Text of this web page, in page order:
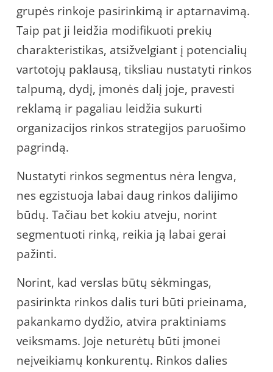
grupės rinkoje pasirinkimą ir aptarnavimą.
Taip pat ji leidžia modifikuoti prekių
charakteristikas, atsižvelgiant į potencialių
vartotojų paklausą, tiksliau nustatyti rinkos
talpumą, dydį, įmonės dalį joje, pravesti
reklamą ir pagaliau leidžia sukurti
organizacijos rinkos strategijos paruošimo
pagrindą.
Nustatyti rinkos segmentus nėra lengva,
nes egzistuoja labai daug rinkos dalijimo
būdų. Tačiau bet kokiu atveju, norint
segmentuoti rinką, reikia ją labai gerai
pažinti.
Norint, kad verslas būtų sėkmingas,
pasirinkta rinkos dalis turi būti prieinama,
pakankamo dydžio, atvira praktiniams
veiksmams. Joje neturėtų būti įmonei
neįveikiamų konkurentų. Rinkos dalies